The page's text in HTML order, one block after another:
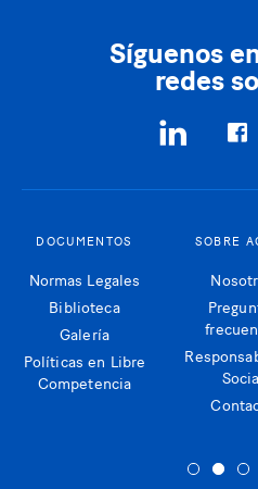
Síguenos
redes
DOCUMENTOS
Normas Legales
Biblioteca
Galería
Políticas en Libre
Competencia
SOBRE